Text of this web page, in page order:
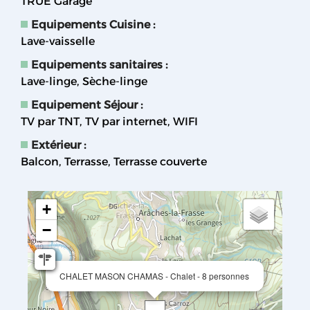
Equipements Cuisine:
Lave-vaisselle
Equipements sanitaires :
Lave-linge Sèche-linge
Equipement Séjour:
TV par TNT TV par internet WIFI
Extérieur:
Balcon Terrasse Terrasse couverte
CHALET MASON CHAMAS - Chalet - 8 personnes
+
−